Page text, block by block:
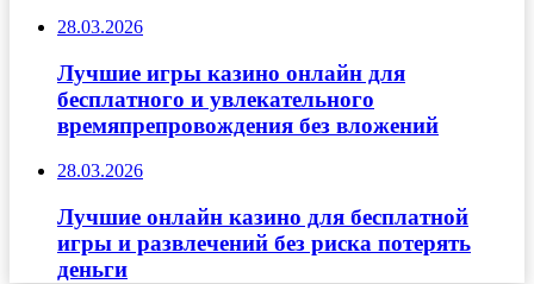
28.03.2026
Лучшие игры казино онлайн для
бесплатного и увлекательного
времяпрепровождения без вложений
28.03.2026
Лучшие онлайн казино для бесплатной
игры и развлечений без риска потерять
деньги